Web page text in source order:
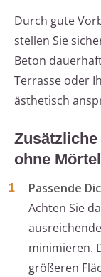
Durch gute
stellen Sie
Beton
Terrasse oder
ästhetisch
ohne Mörtel
Passende
Achten Sie
minimieren.
größeren